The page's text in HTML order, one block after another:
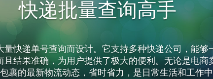
快递批量查询高手
快递单号查询而设计。它支持多种快递公司，能
结果准确，为用户提供了极大的便利。无论是电
裹的最新物流动态，省时省力，是日常生活和工作中